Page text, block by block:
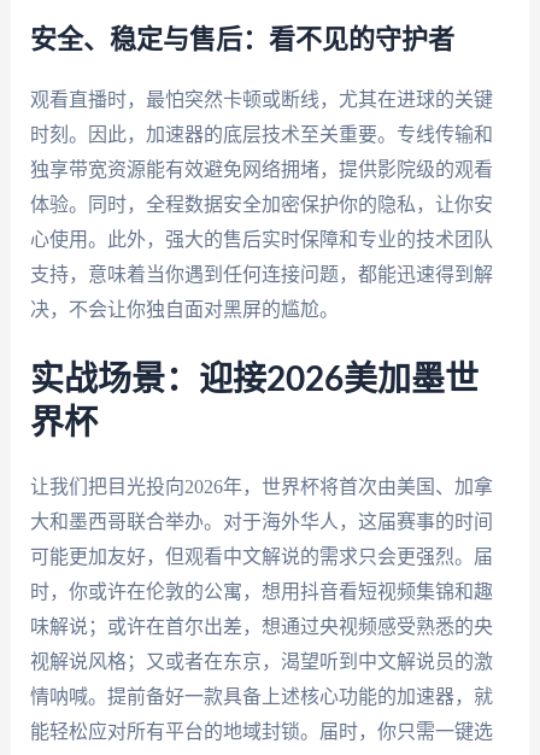
安全、稳定与售后：看不见的守护者
观看直播时，最怕突然卡顿或断线，尤其在进球的关键
时刻。因此，加速器的底层技术至关重要。专线传输和
独享带宽资源能有效避免网络拥堵，提供影院级的观看
体验。同时，全程数据安全加密保护你的隐私，让你安
心使用。此外，强大的售后实时保障和专业的技术团队
支持，意味着当你遇到任何连接问题，都能迅速得到解
决，不会让你独自面对黑屏的尴尬。
实战场景：迎接2026美加墨世
界杯
让我们把目光投向2026年，世界杯将首次由美国、加拿
大和墨西哥联合举办。对于海外华人，这届赛事的时间
可能更加友好，但观看中文解说的需求只会更强烈。届
时，你或许在伦敦的公寓，想用抖音看短视频集锦和趣
味解说；或许在首尔出差，想通过央视频感受熟悉的央
视解说风格；又或者在东京，渴望听到中文解说员的激
情呐喊。提前备好一款具备上述核心功能的加速器，就
能轻松应对所有平台的地域封锁。届时，你只需一键选